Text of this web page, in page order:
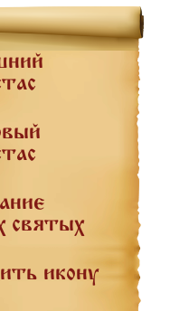
святых
икону